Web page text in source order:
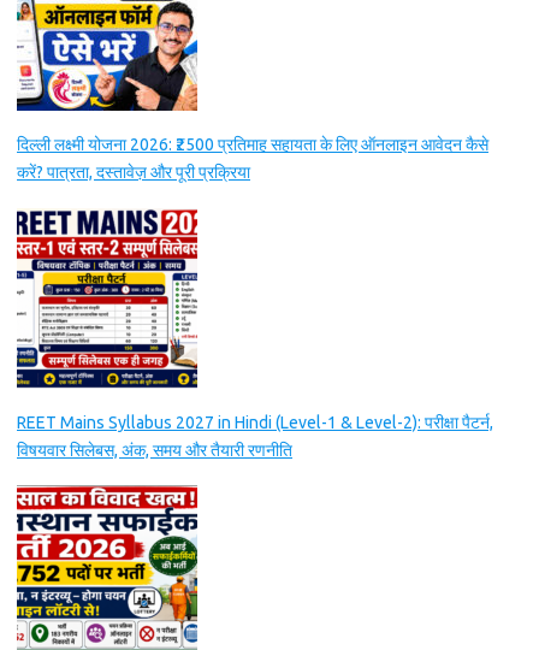
दिल्ली लक्ष्मी योजना 2026: ₹2500 प्रतिमाह सहायता के लिए ऑनलाइन आवेदन कैसे
करें? पात्रता, दस्तावेज़ और पूरी प्रक्रिया
REET Mains Syllabus 2027 in Hindi (Level-1 & Level-2): परीक्षा पैटर्न,
विषयवार सिलेबस, अंक, समय और तैयारी रणनीति